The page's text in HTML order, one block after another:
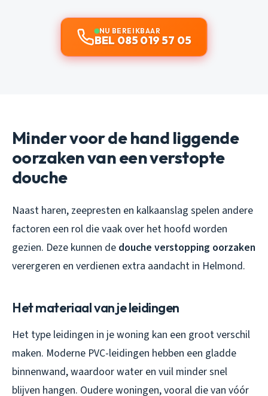
NU BEREIKBAAR
BEL 085 019 57 05
Minder voor de hand liggende
oorzaken van een verstopte
douche
Naast haren, zeepresten en kalkaanslag spelen andere
factoren een rol die vaak over het hoofd worden
gezien. Deze kunnen de douche verstopping oorzaken
verergeren en verdienen extra aandacht in Helmond.
Het materiaal van je leidingen
Het type leidingen in je woning kan een groot verschil
maken. Moderne PVC-leidingen hebben een gladde
binnenwand, waardoor water en vuil minder snel
blijven hangen. Oudere woningen, vooral die van vóór